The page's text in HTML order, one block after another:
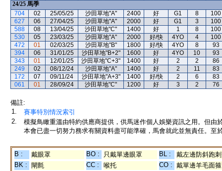
24/25 馬季
704
02 25/05/25 沙田草地"A" 2400 好 G1 8
100
627
06 27/04/25 沙田草地"A" 2000 好 G1 3
100
588
08 13/04/25 沙田草地"C" 1400 好 1 8
100
530
05 23/03/25 沙田草地"A" 2000 好/快 4YO 4
100
472
01 02/03/25 沙田草地"B" 1800 好/快 4YO 8
93
394
06 31/01/25 沙田草地"B+2" 1600 好 4YO 10
93
343
01 12/01/25 沙田草地"C+3" 1400 好 2 2
86
249
02 08/12/24 沙田草地"A" 1400 好 2 11
83
172
07 09/11/24 沙田草地"A+3" 1400 好/快 2 6
83
061
01 28/09/24 沙田草地"C" 1200 好 3 2 76
備註:
1.
賽事特別情況索引
2.
模擬鳥瞰重溫由特約供應商提供，供馬迷作個人娛樂資訊之用。但
本會已盡一切努力務求有關資料盡可能準確，馬會就此並無責任。至
B : 戴眼罩 BO : 只戴單邊眼罩 BL :
戴左邊防斜跑
BK :
閘氈 CC : 喉托 CO : 戴單邊羊毛面箍